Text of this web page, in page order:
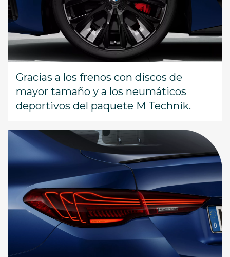
Gracias a los frenos con discos de
mayor tamaño y a los neumáticos
deportivos del paquete M Technik.